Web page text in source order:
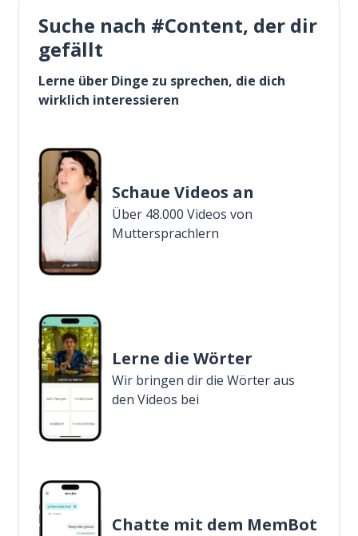
Suche nach #Content, der dir
gefällt
Lerne über Dinge zu sprechen, die dich
wirklich interessieren
Schaue Videos an
Über 48.000 Videos von
Muttersprachlern
Lerne die Wörter
Wir bringen dir die Wörter aus
den Videos bei
Chatte mit dem MemBot